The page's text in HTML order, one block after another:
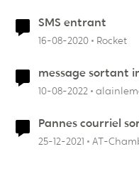
SMS entrant
16-08-2020 Rocket
message sortant
10-08-2022
Pannes courriel
25-12-2021 AT-